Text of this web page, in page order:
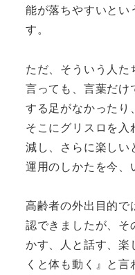
能が落ちやすいとい
す。
ただ、そういう人た
言っても、言葉だけ
する足がなかったり
そこにグリスロを
減し、さらに楽しい
運用のしかたを今、
高齢者の外出目的で
認できましたが、そ
かす、人と話す、
くと体も動く』と